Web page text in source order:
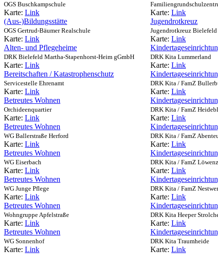
OGS Buschkampschule
Karte: Link Karte: Link
(Aus-)Bildungsstätte
OGS Gertrud-Bäumer Realschule
Karte: Link
Jugendrotkreuz
Jugendrotkreuz Bielefeld
Karte: Link
Alten- und Pflegeheime
DRK Bielefeld Martha-Stapenhorst-Heim gGmbH
Karte: Link
DRK Kita Lummerland
Karte: Link
Bereitschaften / Katastrophenschutz
Servicestelle Ehrenamt
Karte: Link
DRK Kita / FamZ
Karte: Link
Betreutes Wohnen
Orchideenquartier
Karte: Link
DRK Kita / FamZ
Karte: Link
Betreutes Wohnen
WG Ballerstraße Herford
Karte: Link
DRK Kita / FamZ
Karte: Link
Betreutes Wohnen
WG Eiserbach
Karte: Link
DRK Kita / FamZ
Karte: Link
Betreutes Wohnen
WG Junge Pflege
Karte: Link
DRK Kita / FamZ
Karte: Link
Betreutes Wohnen
Wohngruppe Apfelstraße
Karte: Link
DRK Kita Heeper
Karte: Link
Betreutes Wohnen
WG Sonnenhof
Karte: Link
DRK Kita Traumheide
Karte: Link